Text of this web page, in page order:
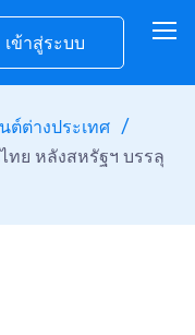
เข้าสู่ระบบ
ต์ต่างประเทศ
ทย หลังสหรัฐฯ บรรลุ